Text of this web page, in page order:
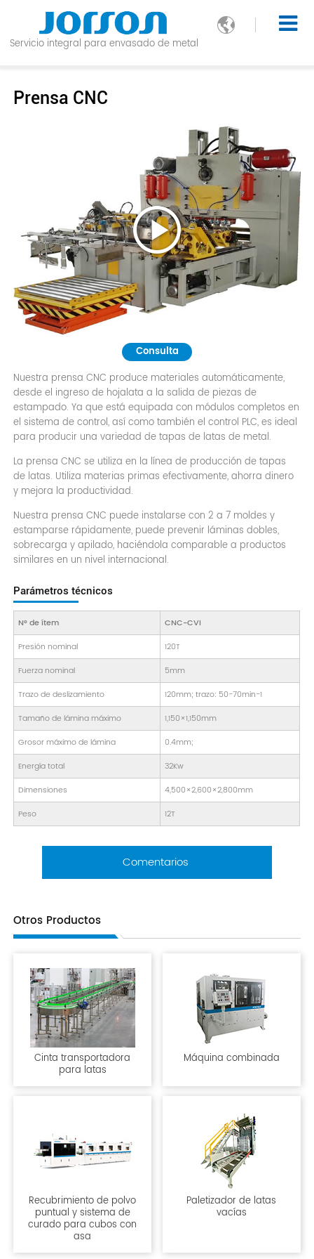

Servicio integral para envasado de metal
Prensa CNC
Consulta
Nuestra prensa CNC produce materiales automáticamente,
desde el ingreso de hojalata a la salida de piezas de
estampado. Ya que está equipada con módulos completos en
el sistema de control, así como también el control PLC, es ideal
para producir una variedad de tapas de latas de metal.
La prensa CNC se utiliza en la línea de producción de tapas
de latas. Utiliza materias primas efectivamente, ahorra dinero
y mejora la productividad.
Nuestra prensa CNC puede instalarse con 2 a 7 moldes y
estamparse rápidamente, puede prevenir láminas dobles,
sobrecarga y apilado, haciéndola comparable a productos
similares en un nivel internacional.
Parámetros técnicos
N° de ítem
CNC-CVI
Presión nominal
120T
Fuerza nominal
5mm
Trazo de deslizamiento
120mm; trazo: 50-70min-1
Tamaño de lámina máximo
1,150×1,150mm
Grosor máximo de lámina
0.4mm;
Energía total
32Kw
Dimensiones
4,500×2,600×2,800mm
Peso
12T
Comentarios
Otros Productos
Cinta transportadora
para latas
Máquina combinada
Recubrimiento de polvo
puntual y sistema de
curado para cubos con
asa
Paletizador de latas
vacías